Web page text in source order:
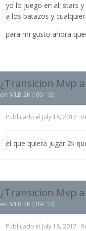
yo lo juego en all stars
a los batazos y
para mi gusto ahora
¿Transicion Mvp a
en MLB 2K ('09-'13)
Publicado el July 18, 2017 ·
el que quiera jugar 2k
¿Transicion Mvp a
en MLB 2K ('09-'13)
Publicado el July 18, 2017 ·